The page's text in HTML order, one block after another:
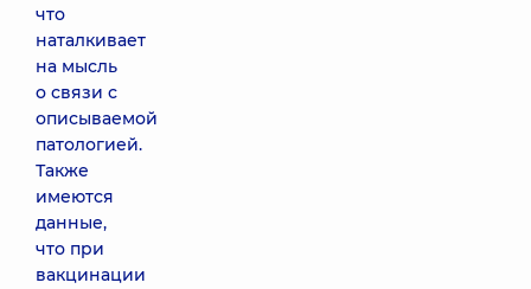
что
наталкивает
на мысль
о связи с
описываемой
патологией.
Также
имеются
данные,
что при
вакцинации